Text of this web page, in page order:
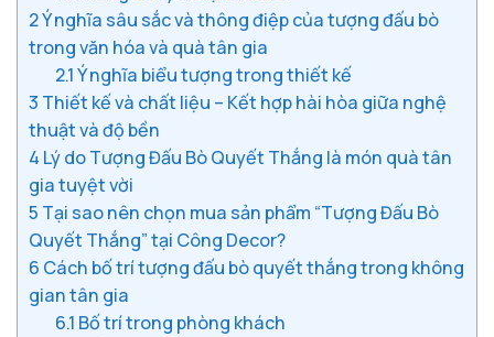
2Ý nghĩa sâu sắc và thông điệp của tượng đấu bò
trong văn hóa và quà tân gia
2.1Ý nghĩa biểu tượng trong thiết kế
3 Thiết kế và chất liệu – Kết hợp hài hòa giữa nghệ
thuật và độ bền
4 Lý do Tượng Đấu Bò Quyết Thắng là món quà tân
gia tuyệt vời
5 Tại sao nên chọn mua sản phẩm “Tượng Đấu Bò
Quyết Thắng” tại Công Decor?
6 Cách bố trí tượng đấu bò quyết thắng trong không
gian tân gia
6.1 Bố trí trong phòng khách